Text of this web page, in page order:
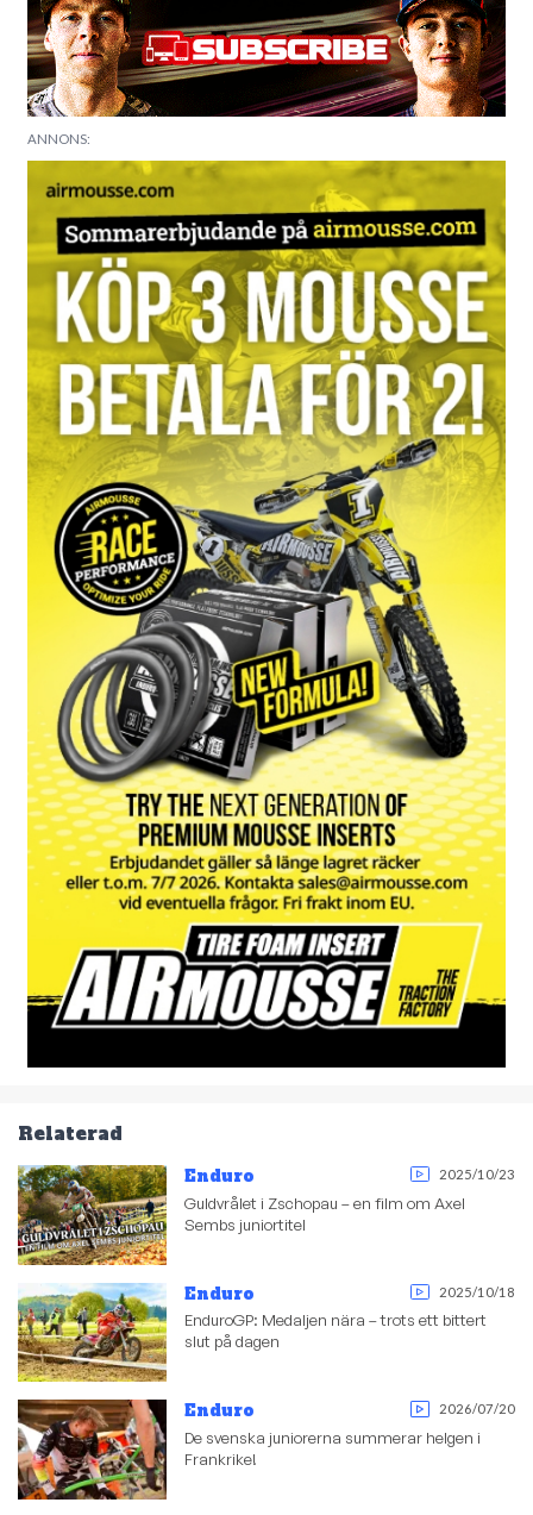
ANNONS:
Relaterad
Enduro 2025/10/23
Guldvrålet i Zschopau – en film om Axel
Sembs juniortitel
Enduro 2025/10/18
EnduroGP: Medaljen nära – trots ett bittert
slut på dagen
Enduro 2026/07/20
De svenska juniorerna summerar helgen i
Frankrike!